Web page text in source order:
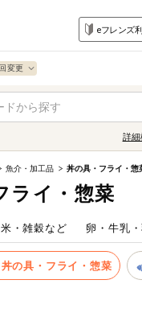
eフレンズ
果物すべて
詳細
ください。全項目に条
て含む
魚介・加工品 丼の具・フライ・惣
ライ・惣菜
米・雑穀など 卵・牛乳
丼の具・フライ・惣菜